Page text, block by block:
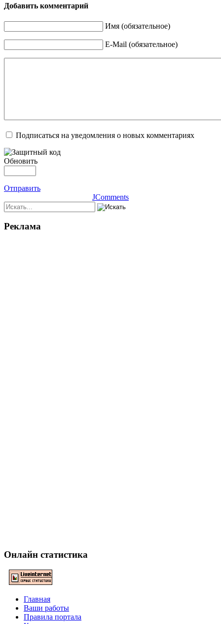
Добавить комментарий
Имя (обязательное)
E-Mail (обязательное)
Подписаться на уведомления о новых комментариях
Обновить
Отправить
JComments
Реклама
Онлайн статистика
Главная
Ваши работы
Правила портала